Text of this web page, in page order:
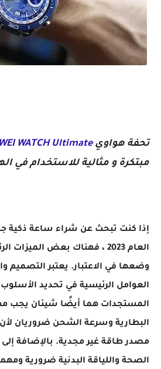
تحفة هواويWATCH Ultimate
مبتكرة و مثالية للاستخدام في
إذا كنت تبحث عن شراء ساعة ذكية
العام 2023 ، فهناك بعض
وضعها في الاعتبار. يعتبر التصميم
العوامل الرئيسية في تحديد الأسلوب
المستجدات هما أيضًا شيئان يجب
البطارية وسرعة الشحن ضروريان
مصدر طاقة غير مجدية. بالإضافة إلى
الصحة واللياقة البدنية ضرورية